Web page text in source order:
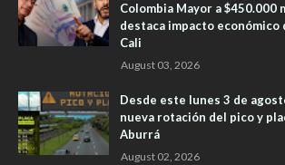
Colombia Mayor a $450.000
destaca impacto económico
Cali
August 03, 2026
Desde este lunes 3 de
nueva rotación del pico y
Aburrá
August 02, 2026